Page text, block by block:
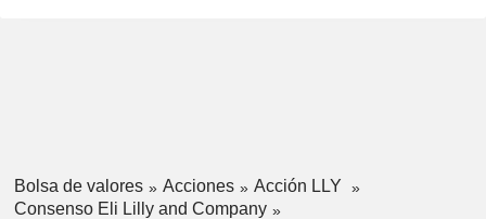
Bolsa de valores Acciones
Acción LLY
Consenso Eli Lilly and Company